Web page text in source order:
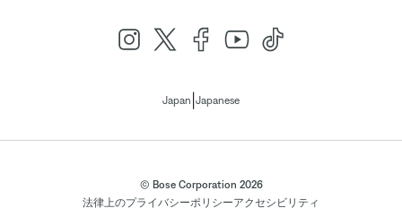
Japan Japanese
© Bose Corporation 2026
法律上のプライバシーポリシーアクセシビリティ